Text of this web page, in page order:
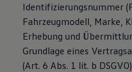
Identifizierungsnummer
Fahrzeugmodell, Marke,
Erhebung und
Grundlage eines
(Art. 6 Abs. 1 lit. b